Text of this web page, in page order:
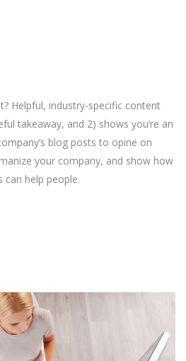
Helpful, industry-specific content
takeaway, and 2) shows you’re an
blog posts to opine on
your company, and show how
can help people.